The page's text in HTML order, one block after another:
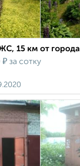
15 км от города
₽ за сотку